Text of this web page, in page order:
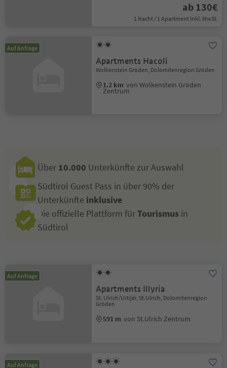
ab 130€
1 Nacht / 1 Apartment Inkl. MwSt.
Auf Anfrage
Apartments Hacoli
Wolkenstein Gröden, Dolomitenregion Gröden
1.2 km von Wolkenstein Gröden
Zentrum
Über 10.000 Unterkünfte zur Auswahl
Südtirol Guest Pass in über 90% der
Unterkünfte inklusive
Die offizielle Plattform fürTourismus in
Südtirol
Auf Anfrage
Apartments Illyria
St. Ulrich/Urtijëi, St.Ulrich, Dolomitenregion
Gröden
591 m von St.Ulrich Zentrum
Auf Anfrage